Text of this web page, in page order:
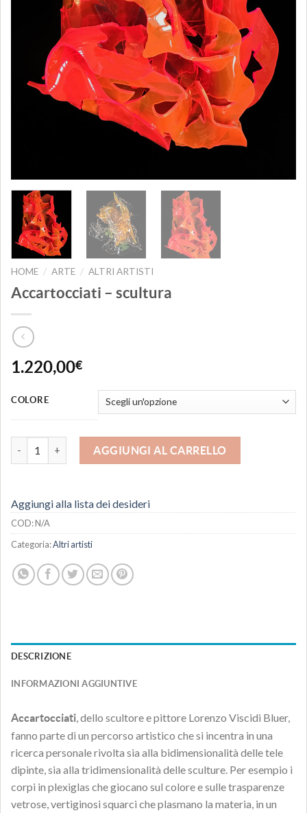
HOME / ARTE / ALTRI ARTISTI
Accartocciati – scultura
1.220,00€
COLORE
AGGIUNGI AL CARRELLO
Aggiungi alla lista dei desideri
COD:N/A
Categoria:Altri artisti
DESCRIZIONE
INFORMAZIONI AGGIUNTIVE
Accartocciati , dello scultore e pittore Lorenzo Viscidi Bluer,
fanno parte di un percorso artistico che si incentra in una
ricerca personale rivolta sia alla bidimensionalità delle tele
dipinte, sia alla tridimensionalità delle sculture. Per esempio i
corpi in plexiglas che giocano sul colore e sulle trasparenze
vetrose, vertiginosi squarci che plasmano la materia, in un